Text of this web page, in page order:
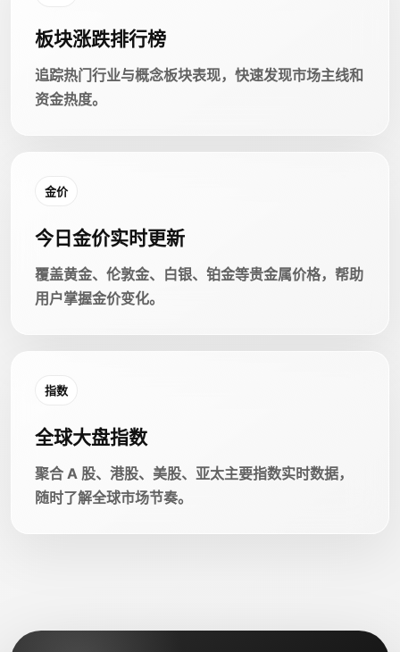
板块涨跌排行榜
追踪热门行业与概念板块表现，快速发现市场主线和
资金热度。
金价
今日金价实时更新
覆盖黄金、伦敦金、白银、铂金等贵金属价格，帮助
用户掌握金价变化。
指数
全球大盘指数
聚合 A 股、港股、美股、亚太主要指数实时数据，
随时了解全球市场节奏。